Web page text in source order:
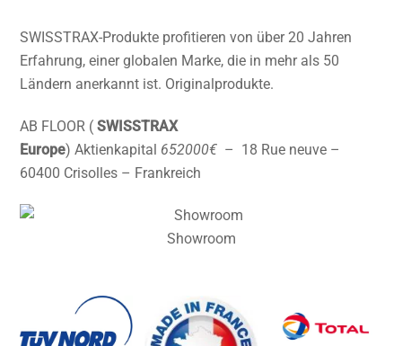
SWISSTRAX-Produkte profitieren von über 20 Jahren
Erfahrung, einer globalen Marke, die in mehr als 50
Ländern anerkannt ist. Originalprodukte.
AB FLOOR ( SWISSTRAX
Europe)Aktienkapital 652000€ – 18 Rue neuve –
60400 Crisolles – Frankreich
Showroom